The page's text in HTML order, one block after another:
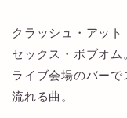
クラッシュ・アッ
セックス・ボブオム
ライブ会場のバー
流れる曲。